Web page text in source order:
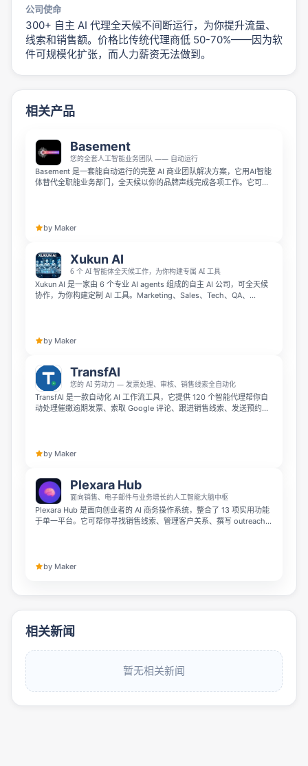
公司使命
300+ 自主 AI 代理全天候不间断运行，为你提升流量、
线索和销售额。价格比传统代理商低 50-70%——因为软
件可规模化扩张，而人力薪资无法做到。
相关产品
Basement
您的全套人工智能业务团队 —— 自动运行
Basement 是一套能自动运行的完整 AI 商业团队解决方案，它用AI智能
体替代全职能业务部门，全天候以你的品牌声线完成各项工作。它可以
by Maker
Xukun AI
6 个 AI 智能体全天候工作，为你构建专属 AI 工具
Xukun AI 是一家由 6 个专业 AI agents 组成的自主 AI 公司，可全天候
协作，为你构建定制 AI 工具。Marketing、Sales、Tech、QA、
by Maker
TransfAI
您的 AI 劳动力 — 发票处理、审核、销售线索全自动化
TransfAI 是一款自动化 AI 工作流工具，它提供 120 个智能代理帮你自
动处理催缴逾期发票、索取 Google 评论、跟进销售线索、发送预约提
元起还提供 14 天免费试用。
by Maker
Plexara Hub
面向销售、电子邮件与业务增长的人工智能大脑中枢
Plexara Hub 是面向创业者的 AI 商务操作系统，整合了 13 项实用功能
于单一平台。它可帮你寻找销售线索、管理客户关系、撰写 outreach
by Maker
相关新闻
暂无相关新闻